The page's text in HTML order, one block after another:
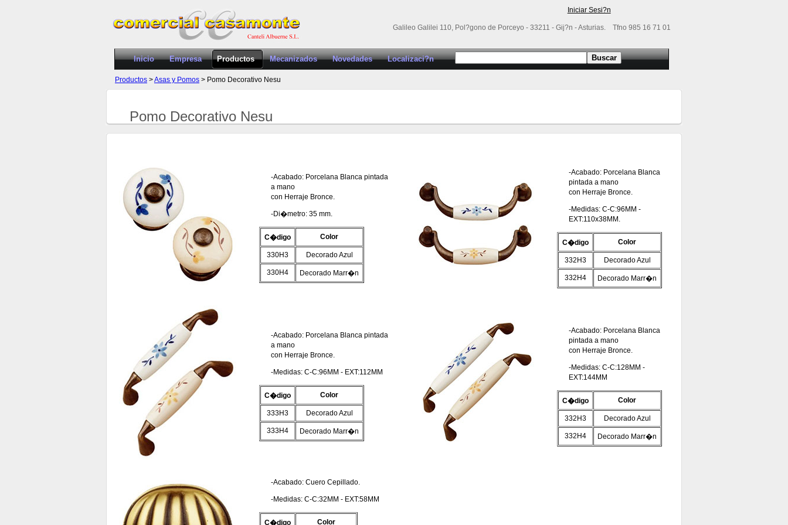
Galileo Galilei 110, Pol?gono de Porceyo - 33211 - Gij?n - Asturias. Tfno 985 16 71 01
Iniciar Sesi?n
Inicio Empresa Productos Mecanizados Novedades Localizaci?n
Productos >Asas y Pomos > Pomo Decorativo Nesu
Pomo Decorativo Nesu
-Acabado: Porcelana Blanca pintada
a mano
con Herraje Bronce.
-Di�metro: 35 mm.
C�digo Color
330H3 Decorado Azul
330H4 Decorado Marr�n
-Acabado: Porcelana Blanca
pintada a mano
con Herraje Bronce.
-Medidas: C-C:96MM -
EXT:110x38MM.
C�digo Color
332H3 Decorado Azul
332H4 Decorado Marr�n
-Acabado: Porcelana Blanca pintada
a mano
con Herraje Bronce.
-Medidas: C-C:96MM - EXT:112MM
C�digo Color
333H3 Decorado Azul
333H4 Decorado Marr�n
-Acabado: Porcelana Blanca
pintada a mano
con Herraje Bronce.
-Medidas: C-C:128MM -
EXT:144MM
C�digo Color
332H3 Decorado Azul
332H4 Decorado Marr�n
-Acabado: Cuero Cepillado.
-Medidas: C-C:32MM - EXT:58MM
C�digo Color